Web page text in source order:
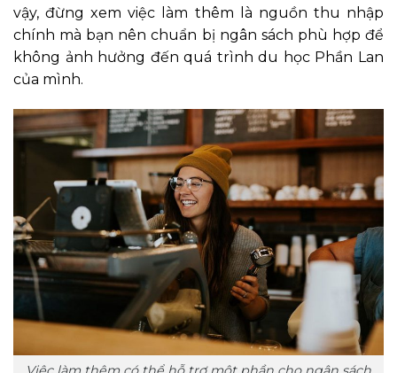
vậy, đừng xem việc làm thêm là nguồn thu nhập
chính mà bạn nên chuẩn bị ngân sách phù hợp để
không ảnh hưởng đến quá trình du học Phần Lan
của mình.